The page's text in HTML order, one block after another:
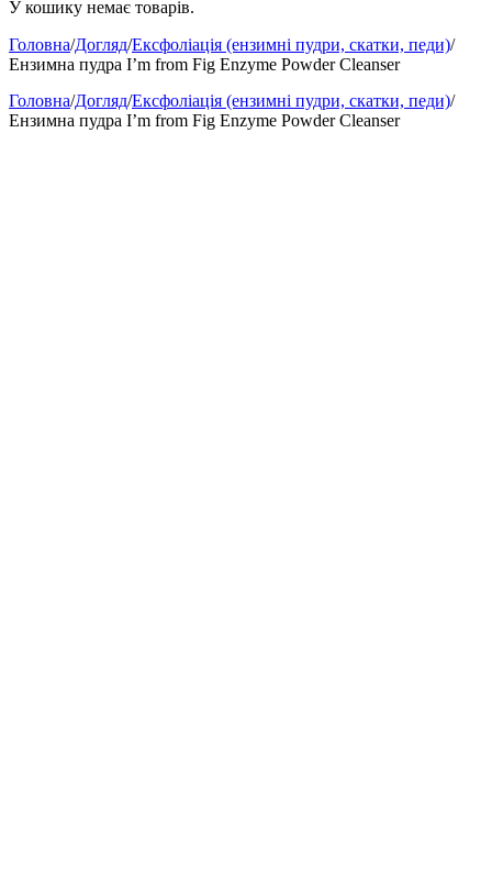
У кошику немає товарів.
Головна/Догляд/Ексфоліація (ензимні пудри, скатки, педи)/
Ензимна пудра I’m from Fig Enzyme Powder Cleanser
Головна/Догляд/Ексфоліація (ензимні пудри, скатки, педи)/
Ензимна пудра I’m from Fig Enzyme Powder Cleanser